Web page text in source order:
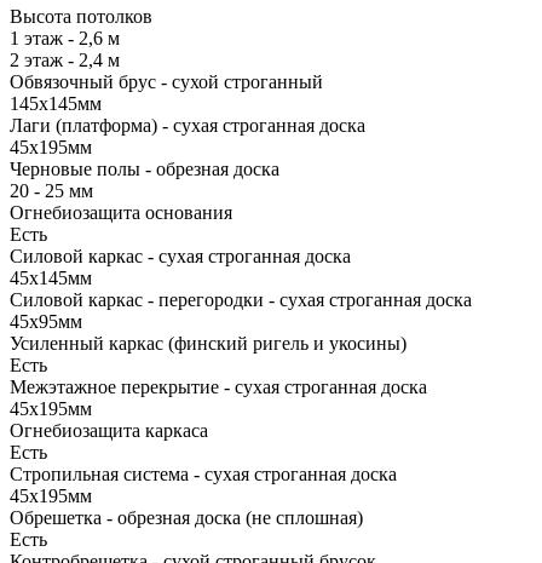
Высота потолков
1 этаж - 2,6 м
2 этаж - 2,4 м
Обвязочный брус - сухой строганный
145х145мм
Лаги (платформа) - сухая строганная доска
45х195мм
Черновые полы - обрезная доска
20 - 25 мм
Огнебиозащита основания
Есть
Силовой каркас - сухая строганная доска
45х145мм
Силовой каркас - перегородки - сухая строганная доска
45х95мм
Усиленный каркас (финский ригель и укосины)
Есть
Межэтажное перекрытие - сухая строганная доска
45х195мм
Огнебиозащита каркаса
Есть
Стропильная система - сухая строганная доска
45х195мм
Обрешетка - обрезная доска (не сплошная)
Есть